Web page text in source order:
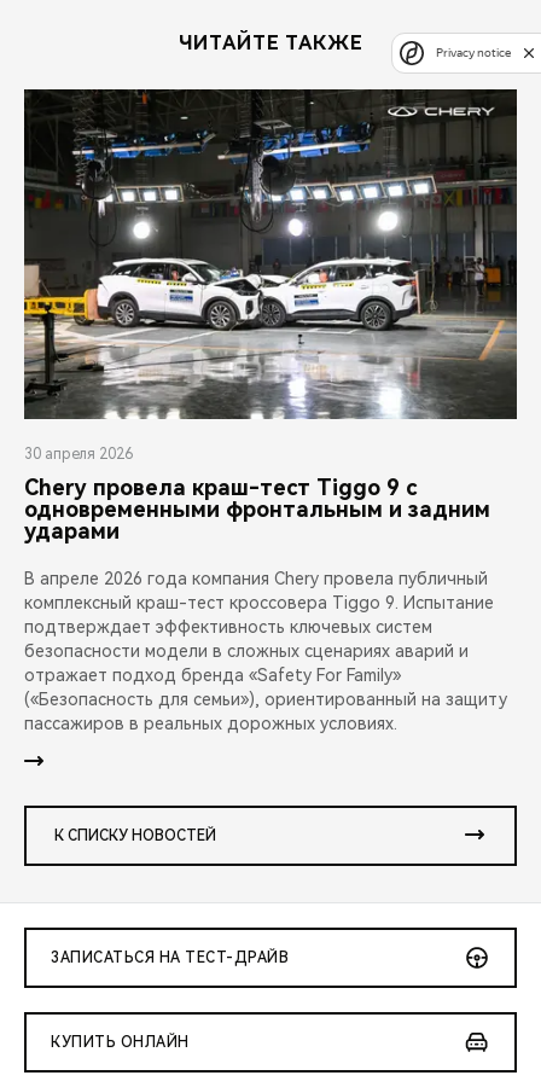
ЧИТАЙТЕ ТАКЖЕ
30 апреля 2026
Chery провела краш-тест Tiggo 9 с
одновременными фронтальным и задним
ударами
В апреле 2026 года компания Chery провела публичный
комплексный краш-тест кроссовера Tiggo 9. Испытание
подтверждает эффективность ключевых систем
безопасности модели в сложных сценариях аварий и
отражает подход бренда «Safety For Family»
(«Безопасность для семьи»), ориентированный на защиту
пассажиров в реальных дорожных условиях.
К СПИСКУ НОВОСТЕЙ
ЗАПИСАТЬСЯ НА ТЕСТ-ДРАЙВ
КУПИТЬ ОНЛАЙН
Privacy notice